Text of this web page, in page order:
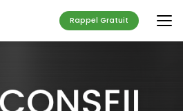
Rappel Gratuit